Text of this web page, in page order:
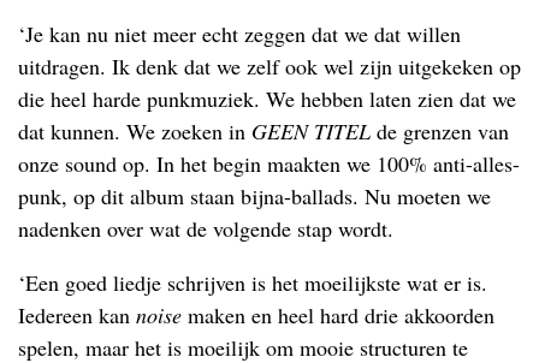
‘Je kan nu niet meer echt zeggen dat we dat willen
uitdragen. Ik denk dat we zelf ook wel zijn uitgekeken op
die heel harde punkmuziek. We hebben laten zien dat we
dat kunnen. We zoeken in GEEN TITEL de grenzen van
onze sound op. In het begin maakten we 100% anti-alles-
punk, op dit album staan bijna-ballads. Nu moeten we
nadenken over wat de volgende stap wordt.
‘Een goed liedje schrijven is het moeilijkste wat er is.
Iedereen kan noise maken en heel hard drie akkoorden
spelen, maar het is moeilijk om mooie structuren te